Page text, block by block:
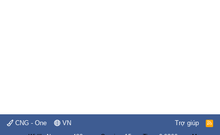
CNG - One VN Trợ giúp
R